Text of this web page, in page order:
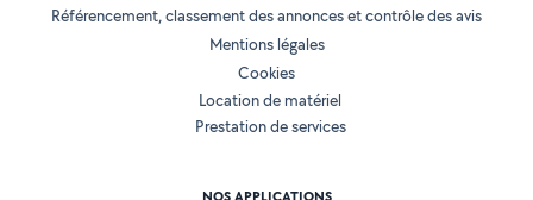
Référencement, classement des annonces et contrôle des avis
Mentions légales
Cookies
Location de matériel
Prestation de services